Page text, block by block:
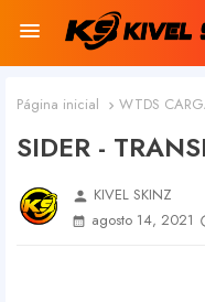
Página inicial WTDS
SIDER -
person KIVEL SKINZ
agosto 14, 2021